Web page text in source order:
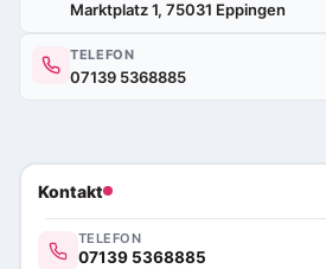
Marktplatz 1, 75031 Eppingen
TELEFON
07139 5368885
Kontakt
TELEFON
07139 5368885